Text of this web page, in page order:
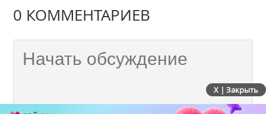
0 КОММЕНТАРИЕВ
X | Закрыть